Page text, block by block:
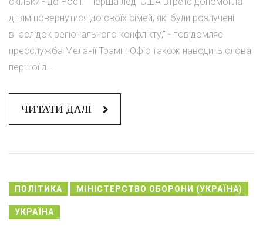
дітям повернутися до своїх сімей, які були розлучені
внаслідок регіонального конфлікту," - повідомляє
пресслужба Меланії Трамп. Офіс також наводить слова
першої л...
ЧИТАТИ ДАЛІ
ПОЛІТИКА МІНІСТЕРСТВО ОБОРОНИ (УКРАЇНА)
УКРАЇНА